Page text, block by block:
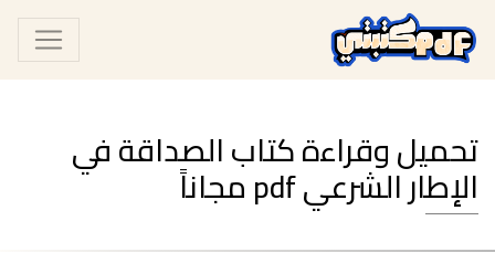
تحميل وقراءة كتاب الصداقة في
الإطار الشرعي pdf مجاناً